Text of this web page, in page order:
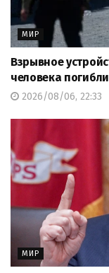
МИР
Взрывное
человека
2026/08/06, 22:33
МИР